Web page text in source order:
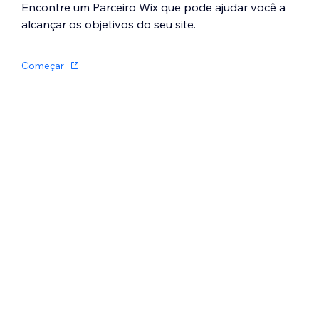
Email:armazena endereços de email.
Esse campo garante que o endereço
Encontre um Parceiro Wix que pode ajudar você a
alcançar os objetivos do seu site.
Começar